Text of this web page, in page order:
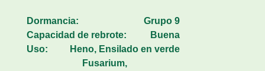
Dormancia:
Grupo 9
Capacidad de rebrote:
Buena
Uso:
Heno, Ensilado en verde
Fusarium,